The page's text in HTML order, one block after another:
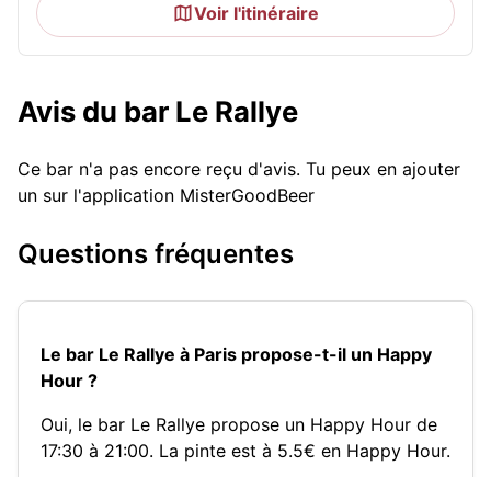
Voir l'itinéraire
Avis du bar Le Rallye
Ce bar n'a pas encore reçu d'avis. Tu peux en ajouter
un sur l'application MisterGoodBeer
Questions fréquentes
Le bar Le Rallye à Paris propose-t-il un Happy
Hour ?
Oui, le bar Le Rallye propose un Happy Hour de
17:30 à 21:00. La pinte est à 5.5€ en Happy Hour.